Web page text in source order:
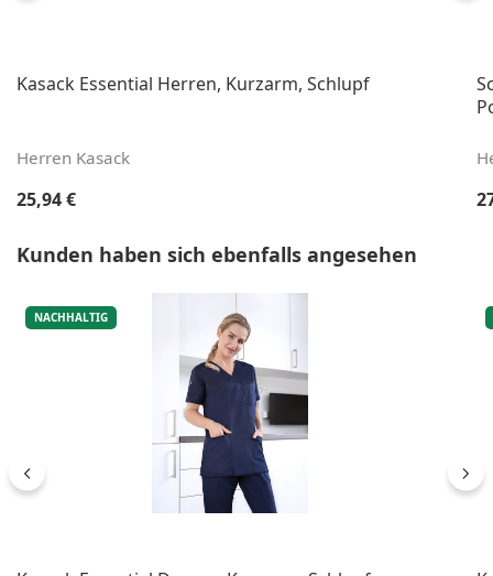
Kasack Essential Herren, Kurzarm, Schlupf
Herren Kasack
Regulärer Preis:
25,94 €
Produktgalerie überspringen
Kunden haben sich ebenfalls angesehen
NACHHALTIG